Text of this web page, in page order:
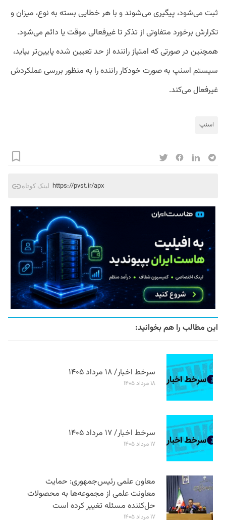
ثبت می‌شود، پیگیری می‌شوند و با هر خطایی بسته به نوع، میزان و
تکرارش برخورد متفاوتی از تذکر تا غیرفعالی موقت یا دائم می‌شود.
همچنین در صورتی که امتیاز راننده از حد تعیین شده پایین‌تر بیاید،
سیستم اسنپ به صورت خودکار راننده را به منظور بررسی عملکردش
غیرفعال می‌کند.
اسنپ
لینک کوتاه https://pvst.ir/apx
این مطالب را هم بخوانید:
سرخط اخبار/ ۱۸ مرداد ۱۴۰۵
۱۸ مرداد ۱۴۰۵
سرخط اخبار/ ۱۷ مرداد ۱۴۰۵
۱۷ مرداد ۱۴۰۵
معاون علمی رئیس‌جمهوری: حمایت
معاونت علمی از مجموعه‌ها به محصولات
حل‌کننده مسئله تغییر کرده است
۱۷ مرداد ۱۴۰۵